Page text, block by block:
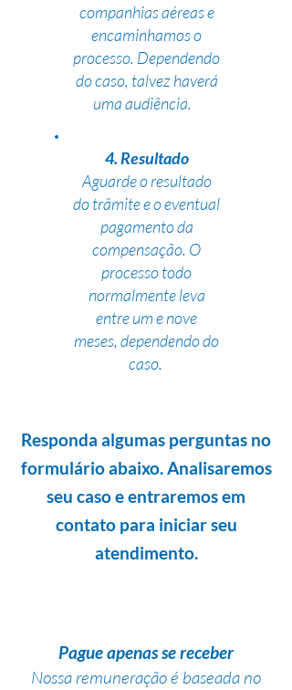
companhias aéreas e
encaminhamos o
processo. Dependendo
do caso, talvez haverá
uma audiência.
4. Resultado
Aguarde o resultado
do trâmite e o eventual
pagamento da
compensação. O
processo todo
normalmente leva
entre um e nove
meses, dependendo do
caso.
Responda algumas perguntas no
formulário abaixo. Analisaremos
seu caso e entraremos em
contato para iniciar seu
atendimento.
Pague apenas se receber
Nossa remuneração é baseada no